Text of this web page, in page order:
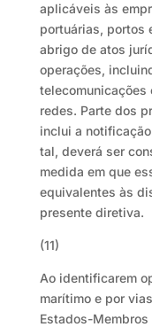
aplicáveis às
portuárias, portos
abrigo de atos
operações,
telecomunicações
redes. Parte dos
inclui a
tal, deverá ser
medida em que
equivalentes às
presente diretiva.
(11)
Ao identificarem
marítimo e por
Estados-